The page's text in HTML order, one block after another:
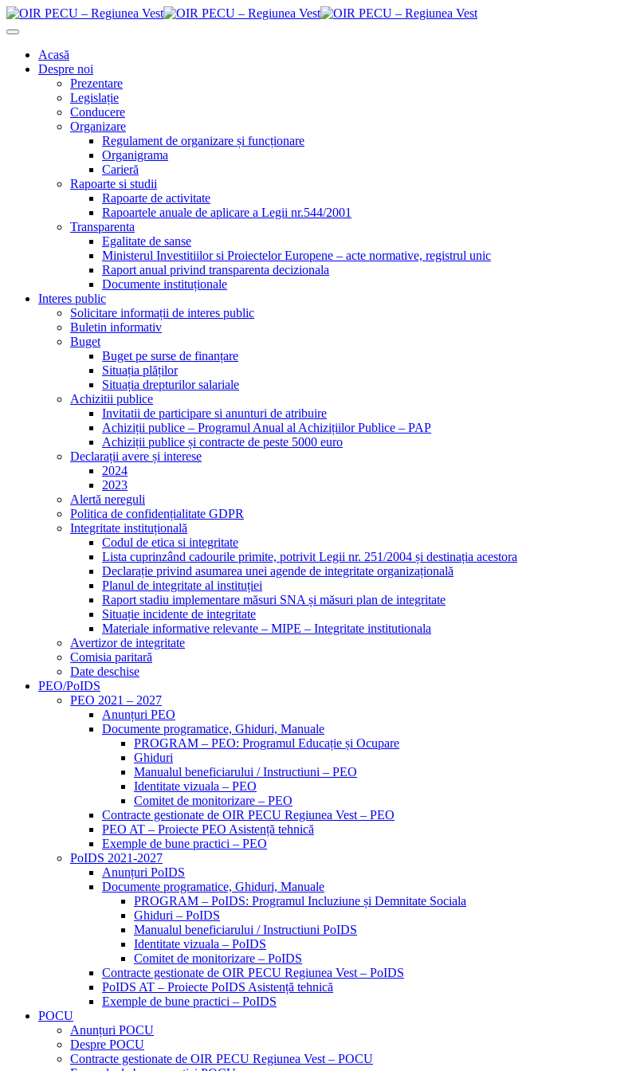
Acasă
Despre noi
Prezentare
Legislație
Conducere
Organizare
Regulament de organizare și funcționare
Organigrama
Carieră
Rapoarte si studii
Rapoarte de activitate
Rapoartele anuale de aplicare a Legii nr.544/2001
Transparenta
Egalitate de sanse
Ministerul Investitiilor si Proiectelor Europene – acte normative, registrul unic
Raport anual privind transparenta decizionala
Documente instituționale
Interes public
Solicitare informații de interes public
Buletin informativ
Buget
Buget pe surse de finanțare
Situația plăților
Situația drepturilor salariale
Achizitii publice
Invitatii de participare si anunturi de atribuire
Achiziții publice – Programul Anual al Achizițiilor Publice – PAP
Achiziții publice și contracte de peste 5000 euro
Declarații avere și interese
2024
2023
Alertă nereguli
Politica de confidențialitate GDPR
Integritate instituțională
Codul de etica si integritate
Lista cuprinzând cadourile primite, potrivit Legii nr. 251/2004 și destinația acestora
Declarație privind asumarea unei agende de integritate organizațională
Planul de integritate al instituției
Raport stadiu implementare măsuri SNA și măsuri plan de integritate
Situație incidente de integritate
Materiale informative relevante – MIPE – Integritate institutionala
Avertizor de integritate
Comisia paritară
Date deschise
PEO/PoIDS
PEO 2021 – 2027
Anunțuri PEO
Documente programatice, Ghiduri, Manuale
PROGRAM – PEO: Programul Educație și Ocupare
Ghiduri
Manualul beneficiarului / Instructiuni – PEO
Identitate vizuala – PEO
Comitet de monitorizare – PEO
Contracte gestionate de OIR PECU Regiunea Vest – PEO
PEO AT – Proiecte PEO Asistență tehnică
Exemple de bune practici – PEO
PoIDS 2021-2027
Anunțuri PoIDS
Documente programatice, Ghiduri, Manuale
PROGRAM – PoIDS: Programul Incluziune și Demnitate Sociala
Ghiduri – PoIDS
Manualul beneficiarului / Instructiuni PoIDS
Identitate vizuala – PoIDS
Comitet de monitorizare – PoIDS
Contracte gestionate de OIR PECU Regiunea Vest – PoIDS
PoIDS AT – Proiecte PoIDS Asistență tehnică
Exemple de bune practici – PoIDS
POCU
Anunțuri POCU
Despre POCU
Contracte gestionate de OIR PECU Regiunea Vest – POCU